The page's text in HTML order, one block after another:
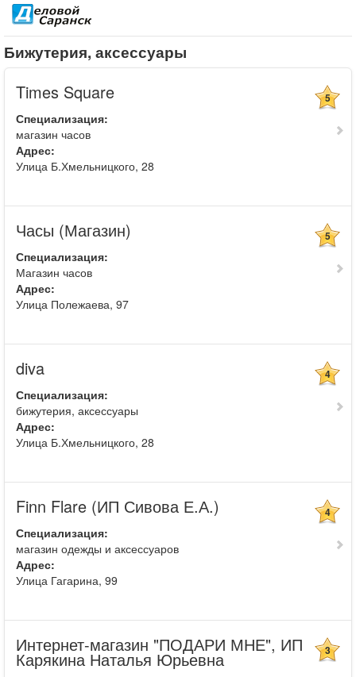
Бижутерия, аксессуары
Times Square 5
Специализация:
магазин часов
Адрес:
Улица Б.Хмельницкого, 28
Часы (Магазин) 5
Специализация:
Магазин часов
Адрес:
Улица Полежаева, 97
diva 4
Специализация:
бижутерия, аксессуары
Адрес:
Улица Б.Хмельницкого, 28
Finn Flare (ИП Сивова Е.А.) 4
Специализация:
магазин одежды и аксессуаров
Адрес:
Улица Гагарина, 99
Интернет-магазин "ПОДАРИ МНЕ", ИП
Карякина Наталья Юрьевна 3